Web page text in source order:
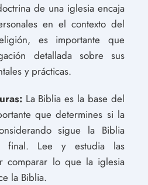
de una iglesia encaja
en el contexto del
es importante que
detallada sobre sus
y prácticas.
La Biblia es la base del
que determines si la
sigue la Biblia
final. Lee y estudia las
comparar lo que la iglesia
la Biblia.